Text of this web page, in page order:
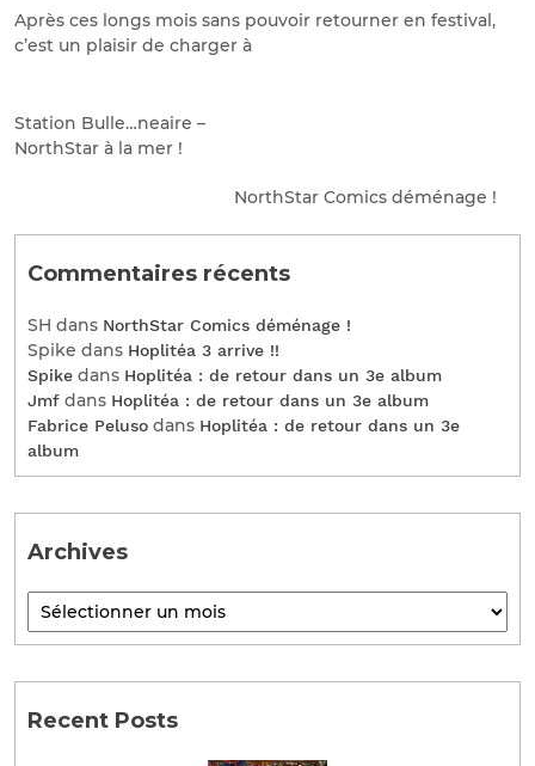
Après ces longs mois sans pouvoir retourner en festival,
c’est un plaisir de charger à
Station Bulle…neaire –
NorthStar à la mer !
NorthStar Comics déménage !
Commentaires récents
SH dans NorthStar Comics déménage !
Spike dans Hoplitéa 3 arrive !!
Spike dans Hoplitéa : de retour dans un 3e album
Jmf dans Hoplitéa : de retour dans un 3e album
Fabrice Peluso dans Hoplitéa : de retour dans un 3e
album
Archives
Recent Posts